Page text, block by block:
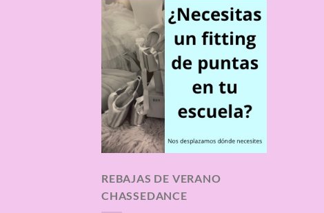
REBAJAS DE VERANO
CHASSEDANCE